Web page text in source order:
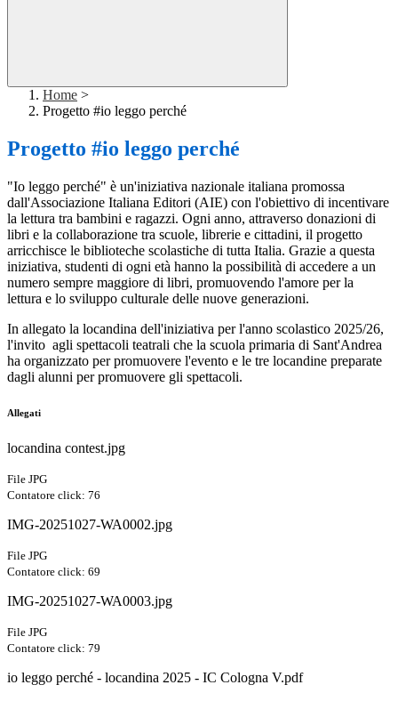
Home >
Progetto #io leggo perché
Progetto #io leggo perché
"Io leggo perché" è un'iniziativa nazionale italiana promossa
dall'Associazione Italiana Editori (AIE) con l'obiettivo di incentivare
la lettura tra bambini e ragazzi. Ogni anno, attraverso donazioni di
libri e la collaborazione tra scuole, librerie e cittadini, il progetto
arricchisce le biblioteche scolastiche di tutta Italia. Grazie a questa
iniziativa, studenti di ogni età hanno la possibilità di accedere a un
numero sempre maggiore di libri, promuovendo l'amore per la
lettura e lo sviluppo culturale delle nuove generazioni.
In allegato la locandina dell'iniziativa per l'anno scolastico 2025/26,
l'invito agli spettacoli teatrali che la scuola primaria di Sant'Andrea
ha organizzato per promuovere l'evento e le tre locandine preparate
dagli alunni per promuovere gli spettacoli.
Allegati
locandina contest.jpg
File JPG
Contatore click: 76
IMG-20251027-WA0002.jpg
File JPG
Contatore click: 69
IMG-20251027-WA0003.jpg
File JPG
Contatore click: 79
io leggo perché - locandina 2025 - IC Cologna V.pdf